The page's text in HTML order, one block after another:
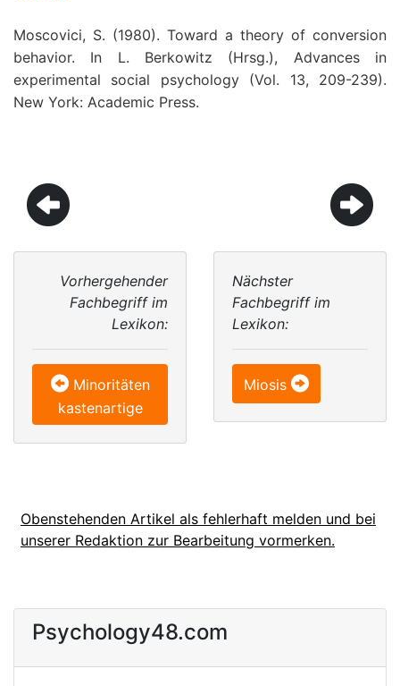
Moscovici, S. (1980). Toward a theory of conversion
behavior. In L. Berkowitz (Hrsg.), Advances in
experimental social psychology (Vol. 13, 209-239).
New York: Academic Press.
Vorhergehender
Fachbegriff im
Lexikon:
Minoritäten
kastenartige
Nächster
Fachbegriff im
Lexikon:
Miosis
Obenstehenden Artikel als fehlerhaft melden und bei
unserer Redaktion zur Bearbeitung vormerken.
Psychology48.com